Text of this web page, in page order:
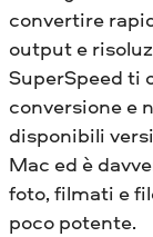
convertire
output e
SuperSpeed ​​ti
conversione e
disponibili
Mac ed è
foto, filmati e
poco potente.